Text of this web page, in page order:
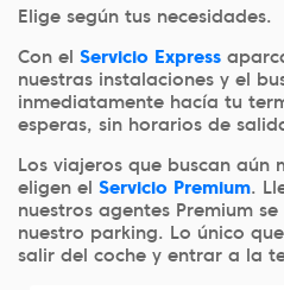
Elige según tus necesidades.
Con el Servicio Express
nuestras instalaciones y el
inmediatamente hacía tu
esperas, sin horarios de
Los viajeros que buscan aún
eligen el Servicio Premium.
nuestros agentes Premium
nuestro parking. Lo único
salir del coche y entrar a la